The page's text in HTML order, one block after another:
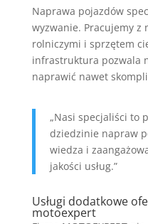
Naprawa pojazdów
wyzwanie. Pracujemy z
rolniczymi i sprzętem
infrastruktura pozwala
naprawić nawet
„Nasi specjaliści to
dziedzinie napraw
wiedza i
jakości usług.”
Usługi dodatkowe
motoexpert